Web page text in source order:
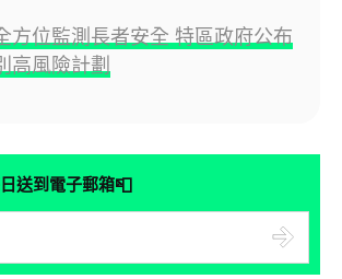
方位監測長者安全 特區政府公布
高風險計劃
送到電子郵箱📮